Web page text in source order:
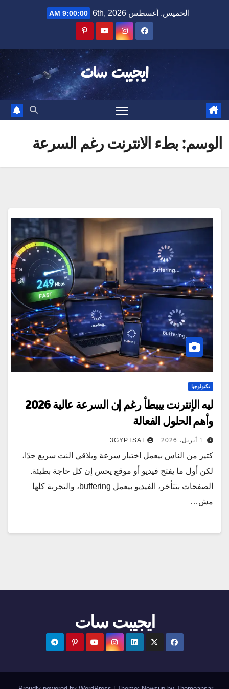
الخميس. أغسطس 6th, 2026 9:00:01 AM
ايجيبت سات
الوسم:بطء الانترنت رغم السرعة
تكنولوجيا
ليه الإنترنت بيبطأ رغم إن السرعة عالية 2026
وأهم الحلول الفعالة
1 أبريل، 2026 3GYPTSAT
كتير من الناس بيعمل اختبار سرعة ويلاقي النت سريع جدًا،
لكن أول ما يفتح فيديو أو موقع يحس إن كل حاجة بطيئة.
الصفحات بتتأخر، الفيديو بيعمل buffering، والتجربة كلها
مش…
ايجيبت سات